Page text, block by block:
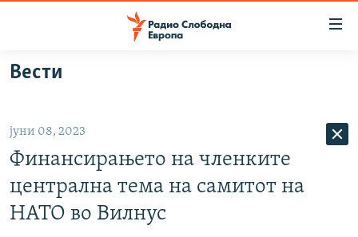
Оди
на
Оди
на
главната
навигација
Премини
на
ВИЗУЕЛНО
ВЕСТИ
ШТО ТРЕБА ДА ЗНАЕТЕ
ПРИЈАВИ СЕ ЗА ЊУЗЛЕТЕР
Вести
јуни 08, 2023
Финансирањето на членките
централна тема на самитот на
НАТО во Вилнус